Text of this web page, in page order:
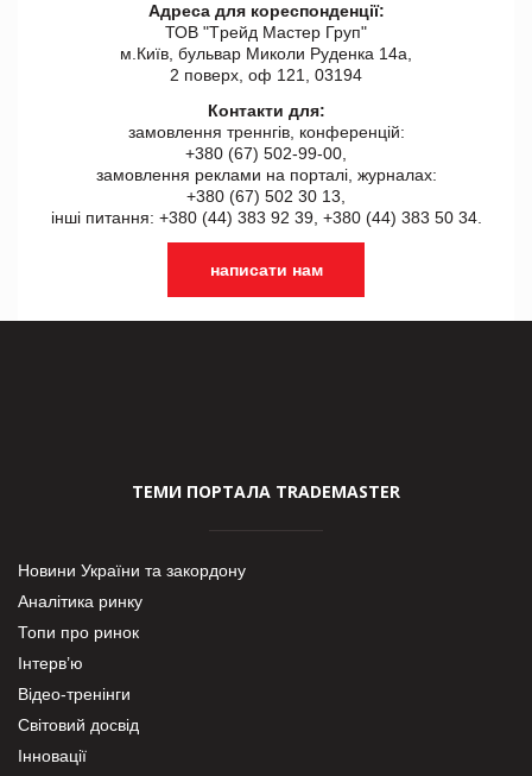
Адреса для кореспонденції:
ТОВ "Tрейд Мастер Груп"
м.Київ, бульвар Миколи Руденка 14а,
2 поверх, оф 121, 03194
Контакти для:
замовлення треннгів, конференцій:
+380 (67) 502-99-00,
замовлення реклами на порталі, журналах:
+380 (67) 502 30 13,
інші питання: +380 (44) 383 92 39, +380 (44) 383 50 34.
написати нам
ТЕМИ ПОРТАЛА TRADEMASTER
Новини України та закордону
Аналітика ринку
Топи про ринок
Інтерв’ю
Відео-тренінги
Світовий досвід
Інновації